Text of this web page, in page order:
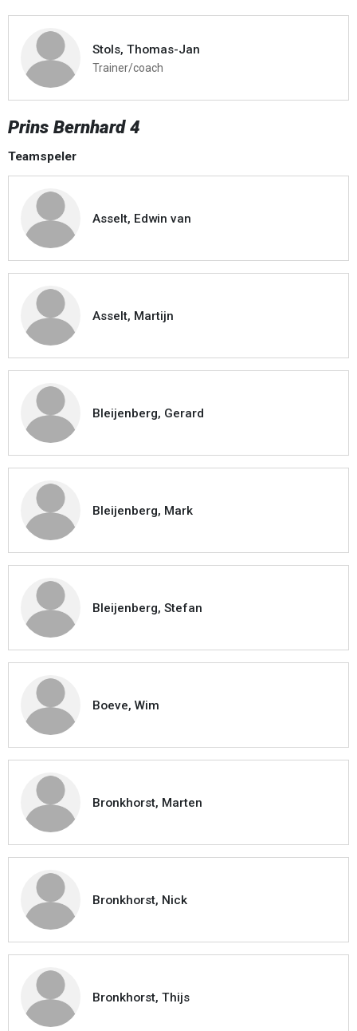
Stols, Thomas-Jan
Trainer/coach
Prins Bernhard 4
Teamspeler
Asselt, Edwin van
Asselt, Martijn
Bleijenberg, Gerard
Bleijenberg, Mark
Bleijenberg, Stefan
Boeve, Wim
Bronkhorst, Marten
Bronkhorst, Nick
Bronkhorst, Thijs